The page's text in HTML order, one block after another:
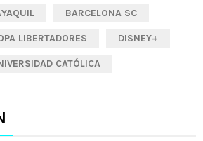
BARCELONA SC
LIBERTADORES DISNEY+
CATÓLICA